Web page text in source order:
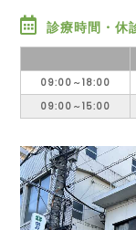
診療時間・休
09:00～18:00
09:00～15:00